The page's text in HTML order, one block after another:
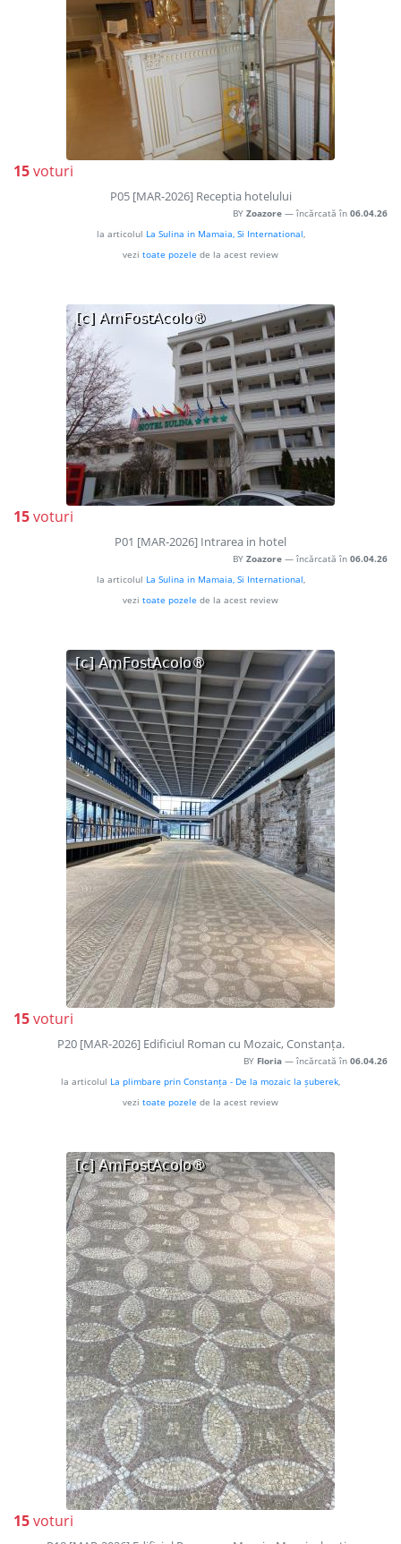
15voturi
P05 [MAR-2026] Receptia hotelului
BY Zoazore — încărcată în 06.04.26
la articolul La Sulina in Mamaia, Si International,
vezi toate pozele de la acest review
15voturi
P01 [MAR-2026] Intrarea in hotel
BY Zoazore — încărcată în 06.04.26
la articolul La Sulina in Mamaia, Si International,
vezi toate pozele de la acest review
15voturi
P20 [MAR-2026] Edificiul Roman cu Mozaic, Constanța.
BY Floria — încărcată în 06.04.26
la articolul La plimbare prin Constanța - De la mozaic la șuberek,
vezi toate pozele de la acest review
15voturi